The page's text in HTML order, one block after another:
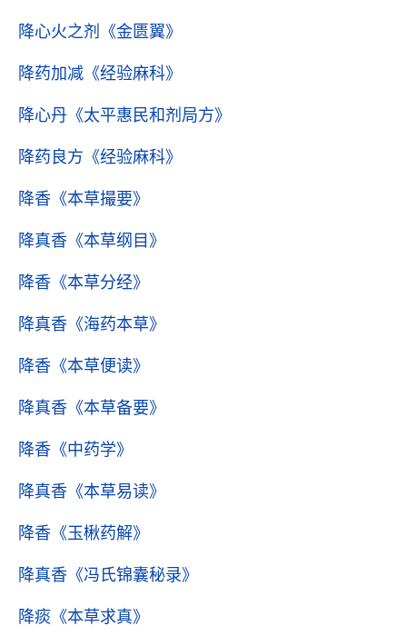
降心火之剂 《金匮翼》
降药加减 《经验麻科》
降心丹 《太平惠民和剂局方》
降药良方 《经验麻科》
降香 《本草撮要》
降真香 《本草纲目》
降香 《本草分经》
降真香 《海药本草》
降香 《本草便读》
降真香 《本草备要》
降香 《中药学》
降真香 《本草易读》
降香 《玉楸药解》
降真香 《冯氏锦囊秘录》
降痰 《本草求真》